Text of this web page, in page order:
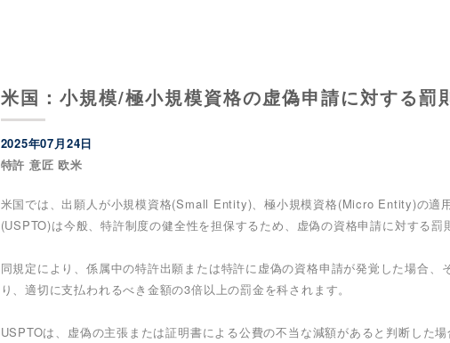
米国：小規模/極小規模資格の虚偽申請に対する罰
2025年07月24日
特許 意匠 欧米
米国では、出願人が小規模資格(Small Entity)、極小規模資格(Micro Entity)の適
(USPTO)は今般、特許制度の健全性を担保するため、虚偽の資格申請に対する罰
同規定により、係属中の特許出願または特許に虚偽の資格申請が発覚した場合
り、適切に支払われるべき金額の3倍以上の罰金を科されます。
USPTOは、虚偽の主張または証明書による公費の不当な減額があると判断した